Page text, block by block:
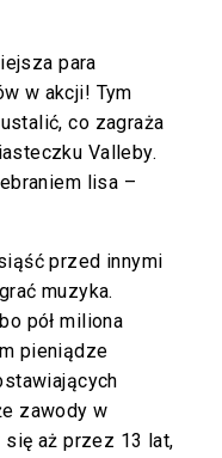
para
w akcji! Tym
co zagraża
Valleby.
lisa –
przed innymi
muzyka.
pół miliona
pieniądze
zawody w
się aż przez 13 lat,